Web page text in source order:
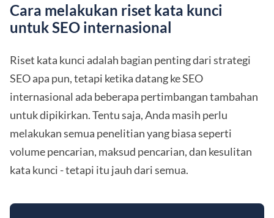
Cara melakukan riset kata kunci
untuk SEO internasional
Riset kata kunci adalah bagian penting dari strategi
SEO apa pun, tetapi ketika datang ke SEO
internasional ada beberapa pertimbangan tambahan
untuk dipikirkan. Tentu saja, Anda masih perlu
melakukan semua penelitian yang biasa seperti
volume pencarian, maksud pencarian, dan kesulitan
kata kunci - tetapi itu jauh dari semua.